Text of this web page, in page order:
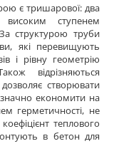
є тришарової: два
високим ступенем
структурою труби
які перевищують
і рівну геометрію
відрізняються
створювати
економити на
герметичності, не
теплового
в бетон для